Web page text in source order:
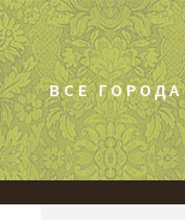
ВСЕ ГОРОДА